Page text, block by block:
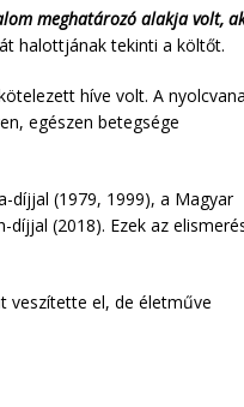
meghatározó alakja volt,
halottjának tekinti a költőt.
híve volt. A
egészen betegsége
díjjal (1979, 1999), a Magyar
(2018). Ezek az
veszítette el, de életműve